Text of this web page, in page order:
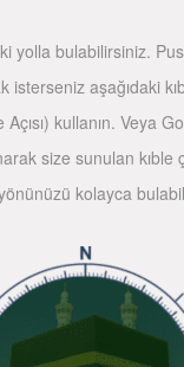
yolla bulabilirsiniz.
aşağıdaki
Açısı) kullanın. Veya
size sunulan kıble
yönünüzü kolayca